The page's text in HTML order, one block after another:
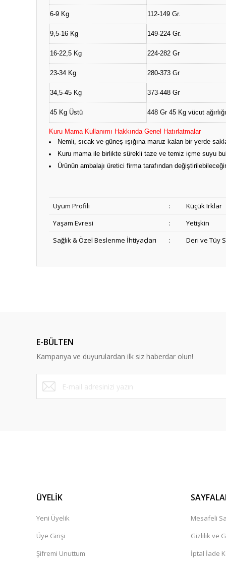
6-9 Kg 112-149 Gr.
9,5-16 Kg 149-224 Gr.
16-22,5 Kg 224-282 Gr
23-34 Kg 280-373 Gr
34,5-45 Kg 373-448 Gr
45 Kg Üstü 448 Gr 45 Kg vücut
Kuru Mama Kullanımı Hakkında Genel Hatırlatmalar
Nemli, sıcak ve güneş ışığına maruz kalan bir yerde
Kuru mama ile birlikte sürekli taze ve temiz içme suyu
Ürünün ambalajı üretici firma tarafından
Uyum Profili :
Küçük Irklar
Yaşam Evresi
:
Yetişkin
Sağlık & Özel Beslenme İhtiyaçları
: Deri ve Tüy
Y... A... | 10/09/2023
Deneyimini Paylaş
E-BÜLTEN
Kampanya ve duyurulardan ilk siz haberdar olun!
ÜYELİK
Yeni Üyelik
Üye Girişi
Şifremi Unuttum
Mesafeli
Gizlilik ve
İptal İade